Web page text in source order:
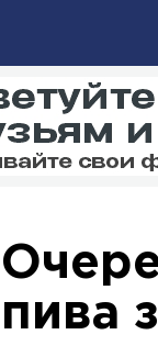
пива